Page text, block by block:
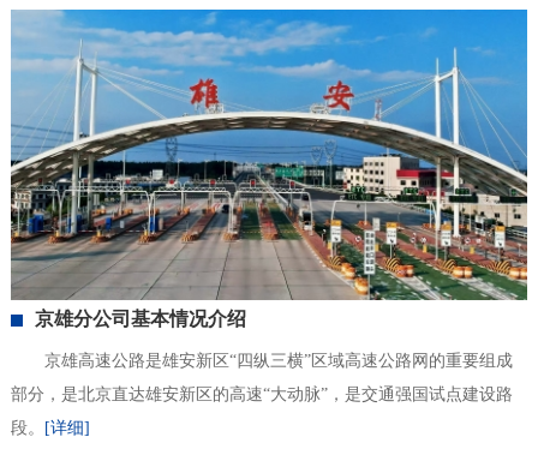
京雄分公司基本情况介绍
京雄高速公路是雄安新区“四纵三横”区域高速公路网的重要组成
部分，是北京直达雄安新区的高速“大动脉”，是交通强国试点建设路
段。 [详细]